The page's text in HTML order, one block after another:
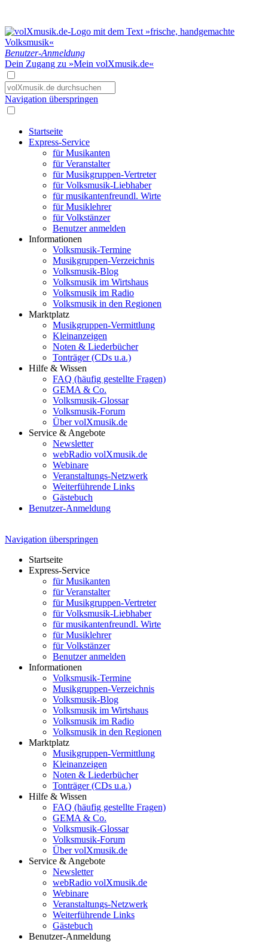
Benutzer-Anmeldung
Dein Zugang zu »Mein volXmusik.de«
Navigation überspringen
Startseite
Express-Service
für Musikanten
für Veranstalter
für Musikgruppen-Vertreter
für Volksmusik-Liebhaber
für musikantenfreundl. Wirte
für Musiklehrer
für Volkstänzer
Benutzer anmelden
Informationen
Volksmusik-Termine
Musikgruppen-Verzeichnis
Volksmusik-Blog
Volksmusik im Wirtshaus
Volksmusik im Radio
Volksmusik in den Regionen
Marktplatz
Musikgruppen-Vermittlung
Kleinanzeigen
Noten & Liederbücher
Tonträger (CDs u.a.)
Hilfe & Wissen
FAQ (häufig gestellte Fragen)
GEMA & Co.
Volksmusik-Glossar
Volksmusik-Forum
Über volXmusik.de
Service & Angebote
Newsletter
webRadio volXmusik.de
Webinare
Veranstaltungs-Netzwerk
Weiterführende Links
Gästebuch
Benutzer-Anmeldung
Navigation überspringen
Startseite
Express-Service
für Musikanten
für Veranstalter
für Musikgruppen-Vertreter
für Volksmusik-Liebhaber
für musikantenfreundl. Wirte
für Musiklehrer
für Volkstänzer
Benutzer anmelden
Informationen
Volksmusik-Termine
Musikgruppen-Verzeichnis
Volksmusik-Blog
Volksmusik im Wirtshaus
Volksmusik im Radio
Volksmusik in den Regionen
Marktplatz
Musikgruppen-Vermittlung
Kleinanzeigen
Noten & Liederbücher
Tonträger (CDs u.a.)
Hilfe & Wissen
FAQ (häufig gestellte Fragen)
GEMA & Co.
Volksmusik-Glossar
Volksmusik-Forum
Über volXmusik.de
Service & Angebote
Newsletter
webRadio volXmusik.de
Webinare
Veranstaltungs-Netzwerk
Weiterführende Links
Gästebuch
Benutzer-Anmeldung